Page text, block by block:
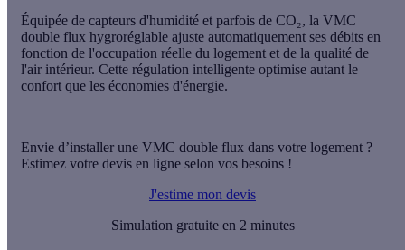
Équipée de capteurs d'humidité et parfois de CO₂, la VMC
double flux hygroréglable ajuste automatiquement ses débits en
fonction de l'occupation réelle du logement et de la qualité de
l'air intérieur. Cette régulation intelligente optimise autant le
confort que les économies d'énergie.
Envie d’installer une VMC double flux dans votre logement ?
Estimez votre devis en ligne selon vos besoins !
J'estime mon devis
Simulation gratuite en 2 minutes